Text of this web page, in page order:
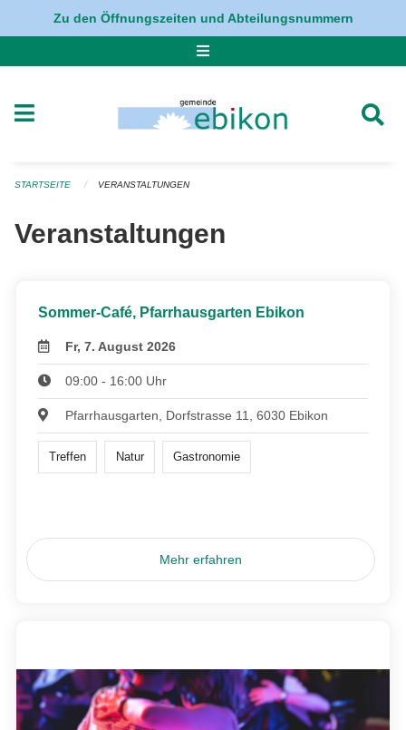
Navigation überspringen
Zu den Öffnungszeiten und Abteilungsnummern
STARTSEITE VERANSTALTUNGEN
Veranstaltungen
Sommer-Café, Pfarrhausgarten Ebikon
Fr, 7. August 2026
09:00 - 16:00 Uhr
Pfarrhausgarten, Dorfstrasse 11, 6030 Ebikon
Treffen Natur Gastronomie
Mehr erfahren